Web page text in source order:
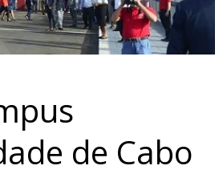
de Cabo